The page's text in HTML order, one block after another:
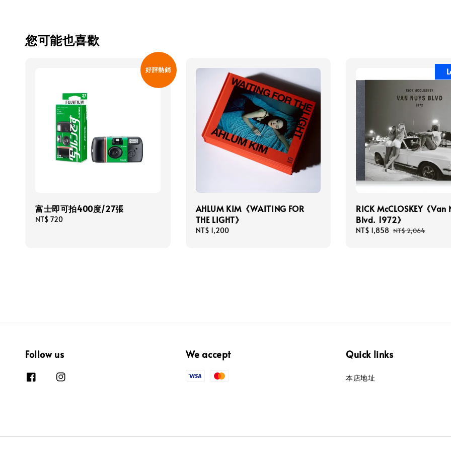
您可能也喜歡
好評熱銷
富士即可拍400度/27張
Regular
NT$ 720
AHLUM KIM《WAITING FOR
THE LIGHT》
Regular
NT$ 1,200
RICK McCLOSKEY《Van
Blvd. 1972》
Sale
NT$ 1,858 Regular
NT$ 2,064
Follow us We accept Quick links
本店地址